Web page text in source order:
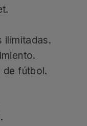
ilimitadas.
de fútbol.